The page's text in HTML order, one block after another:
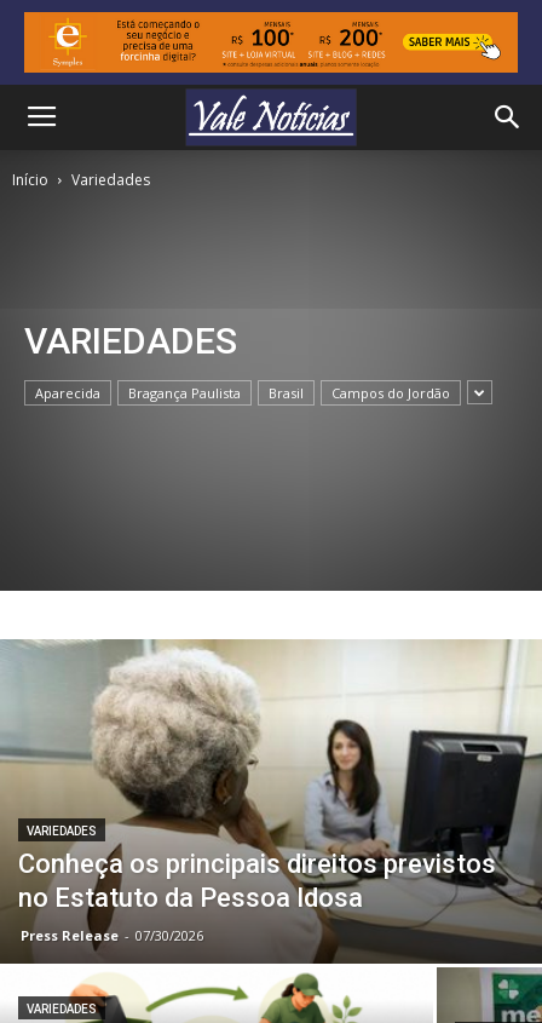
Início Variedades
VARIEDADES
Aparecida Bragança Paulista Brasil Campos do Jordão
VARIEDADES
Conheça os principais direitos previstos
no Estatuto da Pessoa Idosa
Press Release - 07/30/2026
VARIEDADES